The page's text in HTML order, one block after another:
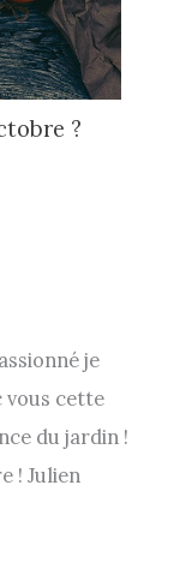
?
je
vous cette
du jardin !
! Julien